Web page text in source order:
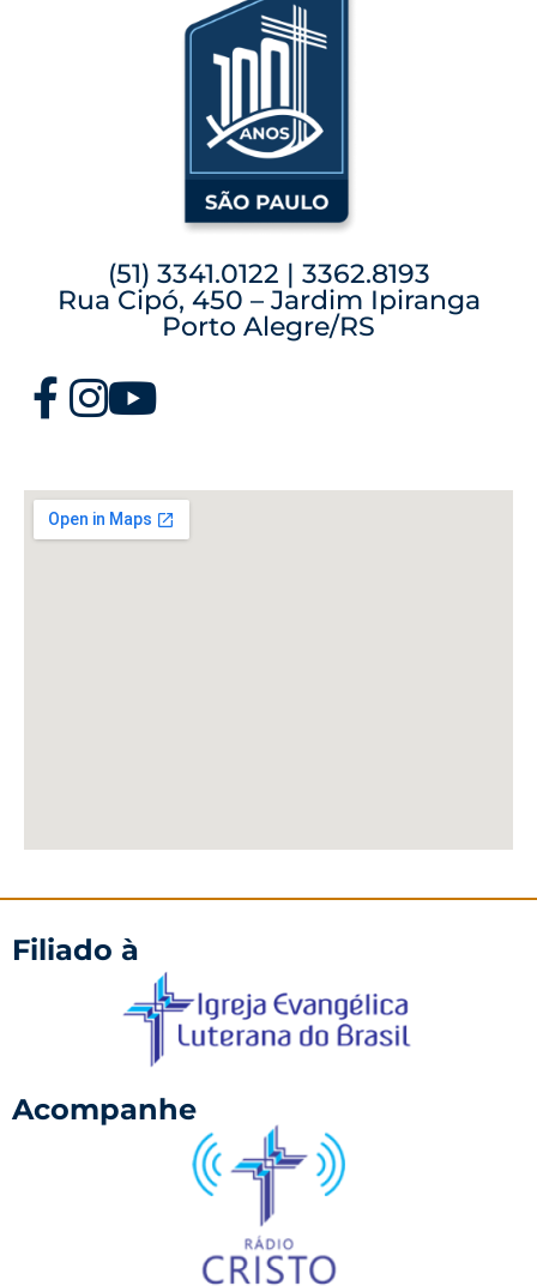
(51) 3341.0122 | 3362.8193
Rua Cipó, 450 – Jardim Ipiranga
Porto Alegre/RS
Filiado à
Acompanhe